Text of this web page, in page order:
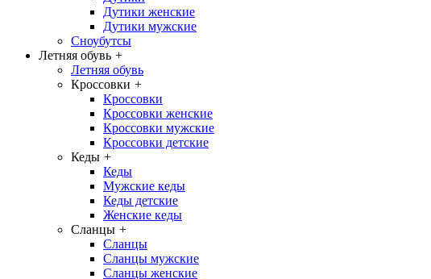
Дутики женские
Дутики мужские
Сноубутсы
Летняя обувь +
Летняя обувь
Кроссовки +
Кроссовки
Кроссовки женские
Кроссовки мужские
Кроссовки детские
Кеды +
Кеды
Мужские кеды
Кеды детские
Женские кеды
Сланцы +
Сланцы
Сланцы мужские
Сланцы женские